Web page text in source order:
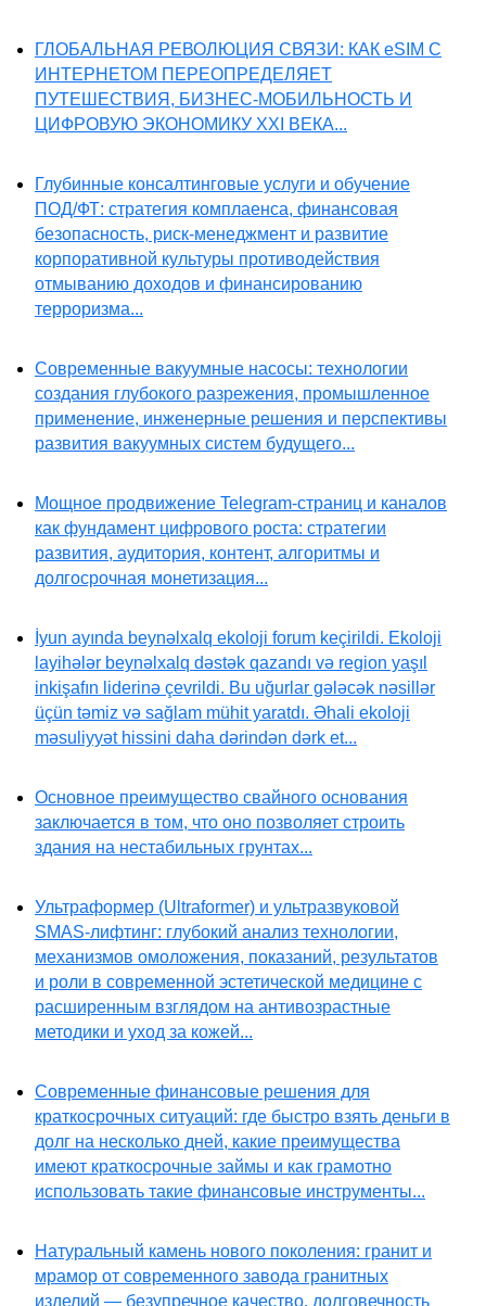
ГЛОБАЛЬНАЯ РЕВОЛЮЦИЯ СВЯЗИ: КАК eSIM С
ИНТЕРНЕТОМ ПЕРЕОПРЕДЕЛЯЕТ
ПУТЕШЕСТВИЯ, БИЗНЕС-МОБИЛЬНОСТЬ И
ЦИФРОВУЮ ЭКОНОМИКУ XXI ВЕКА...
Глубинные консалтинговые услуги и обучение
ПОД/ФТ: стратегия комплаенса, финансовая
безопасность, риск-менеджмент и развитие
корпоративной культуры противодействия
отмыванию доходов и финансированию
терроризма...
Современные вакуумные насосы: технологии
создания глубокого разрежения, промышленное
применение, инженерные решения и перспективы
развития вакуумных систем будущего...
Мощное продвижение Telegram-страниц и каналов
как фундамент цифрового роста: стратегии
развития, аудитория, контент, алгоритмы и
долгосрочная монетизация...
İyun ayında beynəlxalq ekoloji forum keçirildi. Ekoloji
layihələr beynəlxalq dəstək qazandı və region yaşıl
inkişafın liderinə çevrildi. Bu uğurlar gələcək nəsillər
üçün təmiz və sağlam mühit yaratdı. Əhali ekoloji
məsuliyyət hissini daha dərindən dərk et...
Основное преимущество свайного основания
заключается в том, что оно позволяет строить
здания на нестабильных грунтах...
Ультраформер (Ultraformer) и ультразвуковой
SMAS-лифтинг: глубокий анализ технологии,
механизмов омоложения, показаний, результатов
и роли в современной эстетической медицине с
расширенным взглядом на антивозрастные
методики и уход за кожей...
Современные финансовые решения для
краткосрочных ситуаций: где быстро взять деньги в
долг на несколько дней, какие преимущества
имеют краткосрочные займы и как грамотно
использовать такие финансовые инструменты...
Натуральный камень нового поколения: гранит и
мрамор от современного завода гранитных
изделий — безупречное качество, долговечность